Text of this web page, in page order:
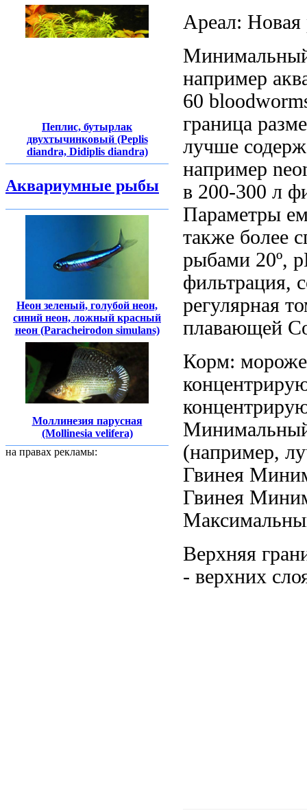
Пеплис, бутырлак
двухтычинковый (Peplis
diandra, Didiplis diandra)
Аквариумные рыбы
Неон зеленый, голубой неон,
синий неон, ложный красный
неон (Paracheirodon simulans)
Моллинезия парусная
(Mollinesia velifera)
на правах рекламы:
Ареал: Новая
например
60
граница
лучше
например
в 200-300 л
Параметры
также более
рыбами 20º,
фильтрация,
регулярная
плавающей
Корм:
(например,
Гвинея
Гвинея
Верхняя
- верхних